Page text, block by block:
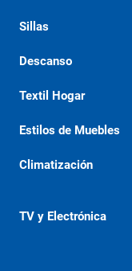
Sillas
Descanso
Textil Hogar
Estilos de Muebles
Climatización
TV y Electrónica